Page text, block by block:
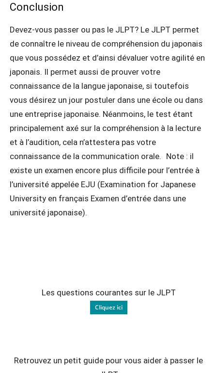
Conclusion
Devez-vous passer ou pas le JLPT? Le JLPT permet
de connaître le niveau de compréhension du japonais
que vous possédez et d’ainsi dévaluer votre agilité en
japonais. Il permet aussi de prouver votre
connaissance de la langue japonaise, si toutefois
vous désirez un jour postuler dans une école ou dans
une entreprise japonaise. Néanmoins, le test étant
principalement axé sur la compréhension à la lecture
et à l’audition, cela n’attestera pas votre
connaissance de la communication orale. Note : il
existe un examen encore plus difficile pour l’entrée à
l’université appelée EJU (Examination for Japanese
University en français Examen d’entrée dans une
université japonaise).
Les questions courantes sur le JLPT
Cliquez ici
Retrouvez un petit guide pour vous aider à passer le